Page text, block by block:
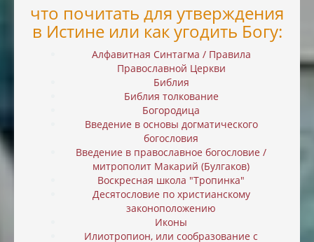
что почитать для утверждения
в Истине или как угодить Богу:
Алфавитная Синтагма / Правила
Православной Церкви
Библия
Библия толкование
Богородица
Введение в основы догматического
богословия
Введение в православное богословие /
митрополит Макарий (Булгаков)
Воскресная школа "Тропинка"
Десятословие по христианскому
законоположению
Иконы
Илиотропион, или cообразование с